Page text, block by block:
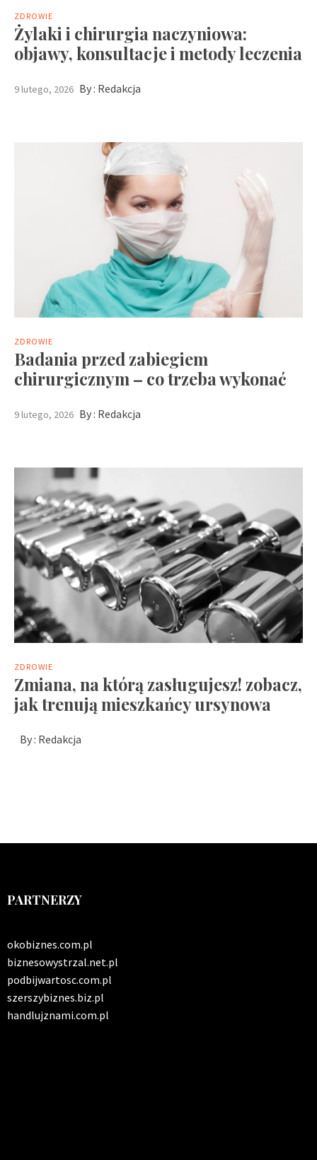
ZDROWIE
Żylaki i chirurgia naczyniowa:
objawy, konsultacje i metody leczenia
9 lutego, 2026 By : Redakcja
ZDROWIE
Badania przed zabiegiem
chirurgicznym – co trzeba wykonać
9 lutego, 2026 By : Redakcja
ZDROWIE
Zmiana, na którą zasługujesz! zobacz,
jak trenują mieszkańcy ursynowa
By : Redakcja
PARTNERZY
okobiznes.com.pl
biznesowystrzal.net.pl
podbijwartosc.com.pl
szerszybiznes.biz.pl
handlujznami.com.pl